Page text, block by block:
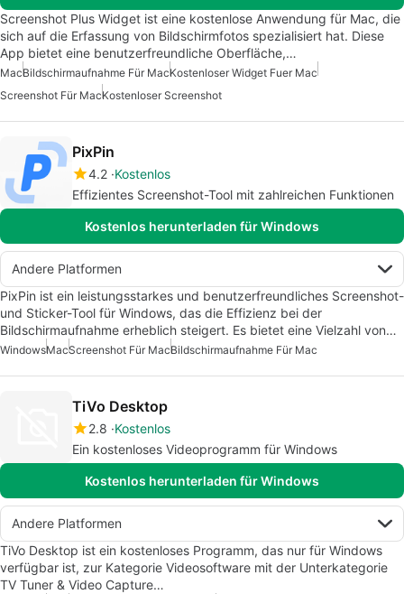
Screenshot Plus Widget ist eine kostenlose Anwendung für Mac, die
sich auf die Erfassung von Bildschirmfotos spezialisiert hat. Diese
App bietet eine benutzerfreundliche Oberfläche,…
MacBildschirmaufnahme Für MacKostenloser Widget Fuer Mac
Screenshot Für MacKostenloser Screenshot
PixPin
4.2 Kostenlos
Effizientes Screenshot-Tool mit zahlreichen Funktionen
Kostenlos herunterladen für Windows
Andere Platformen
PixPin ist ein leistungsstarkes und benutzerfreundliches Screenshot-
und Sticker-Tool für Windows, das die Effizienz bei der
Bildschirmaufnahme erheblich steigert. Es bietet eine Vielzahl von…
WindowsMacScreenshot Für MacBildschirmaufnahme Für Mac
TiVo Desktop
2.8 Kostenlos
Ein kostenloses Videoprogramm für Windows
Kostenlos herunterladen für Windows
Andere Platformen
TiVo Desktop ist ein kostenloses Programm, das nur für Windows
verfügbar ist, zur Kategorie Videosoftware mit der Unterkategorie
TV Tuner & Video Capture…